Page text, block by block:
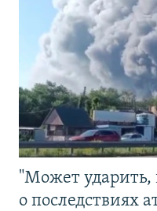
"Может ударить,
о последствиях